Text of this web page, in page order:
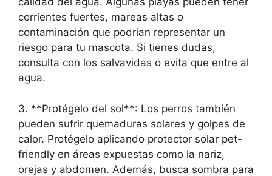
corrientes fuertes, mareas altas o
contaminación que podrían representar un
riesgo para tu mascota. Si tienes dudas,
consulta con los salvavidas o evita que entre al
agua.
3. **Protégelo del sol**: Los perros también
pueden sufrir quemaduras solares y golpes de
calor. Protégelo aplicando protector solar pet-
friendly en áreas expuestas como la nariz,
orejas y abdomen. Además, busca sombra para